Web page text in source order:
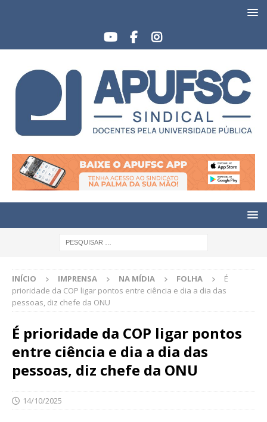
INÍCIO IMPRENSA NA MÍDIA FOLHA
É
prioridade da COP ligar pontos entre ciência e dia a dia das
pessoas, diz chefe da ONU
É prioridade da COP ligar pontos
entre ciência e dia a dia das
pessoas, diz chefe da ONU
14/10/2025